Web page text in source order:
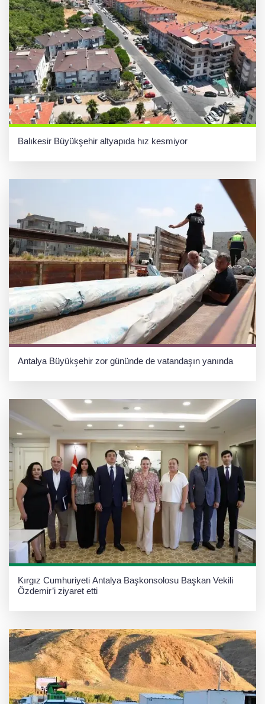
Balıkesir Büyükşehir altyapıda hız kesmiyor
Antalya Büyükşehir zor gününde de vatandaşın yanında
Kırgız Cumhuriyeti Antalya Başkonsolosu Başkan Vekili
Özdemir’i ziyaret etti